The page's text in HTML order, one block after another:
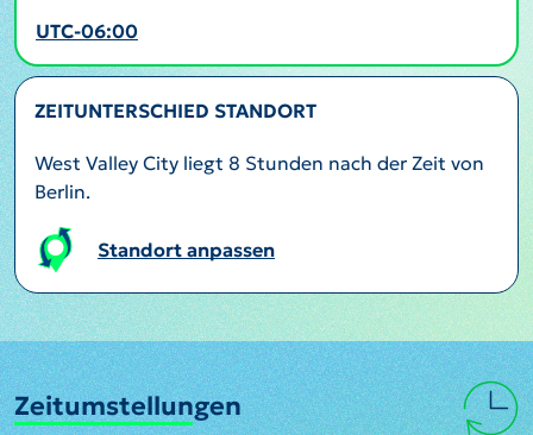
UTC-06:00
ZEITUNTERSCHIED STANDORT
West Valley City liegt 8 Stunden nach der Zeit von
Berlin.
Standort anpassen
Zeitumstellungen